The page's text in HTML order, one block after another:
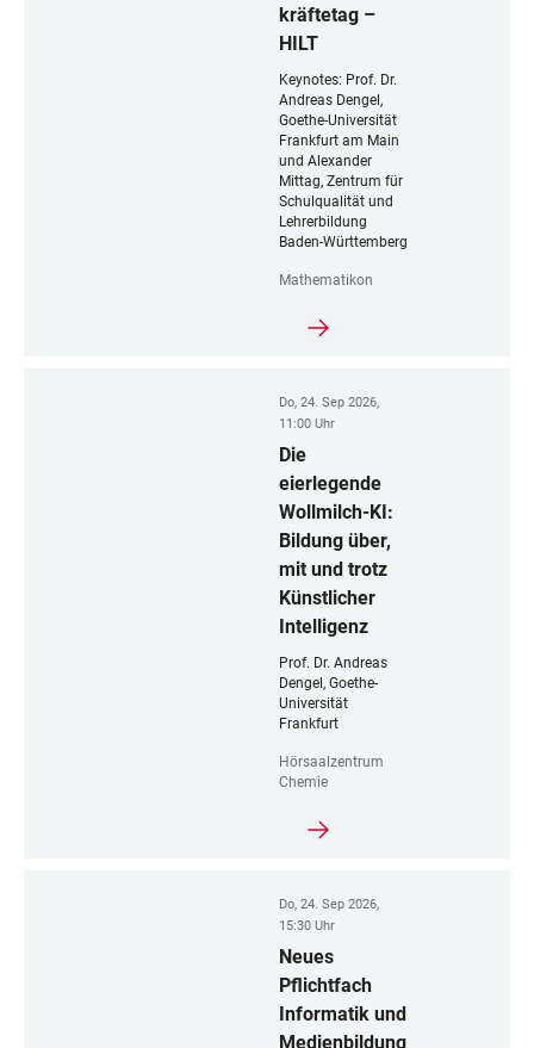
kräftetag –
HILT
Keynotes: Prof. Dr.
Andreas Dengel,
Goethe-Universität
Frankfurt am Main
und Alexander
Mittag, Zentrum für
Schulqualität und
Lehrerbildung
Baden-Württemberg
Mathematikon
Do, 24. Sep 2026,
11:00 Uhr
Die
eierlegende
Wollmilch-KI:
Bildung über,
mit und trotz
Künstlicher
Intelligenz
Prof. Dr. Andreas
Dengel, Goethe-
Universität
Frankfurt
Hörsaalzentrum
Chemie
Do, 24. Sep 2026,
15:30 Uhr
Neues
Pflichtfach
Informatik und
Medienbildung